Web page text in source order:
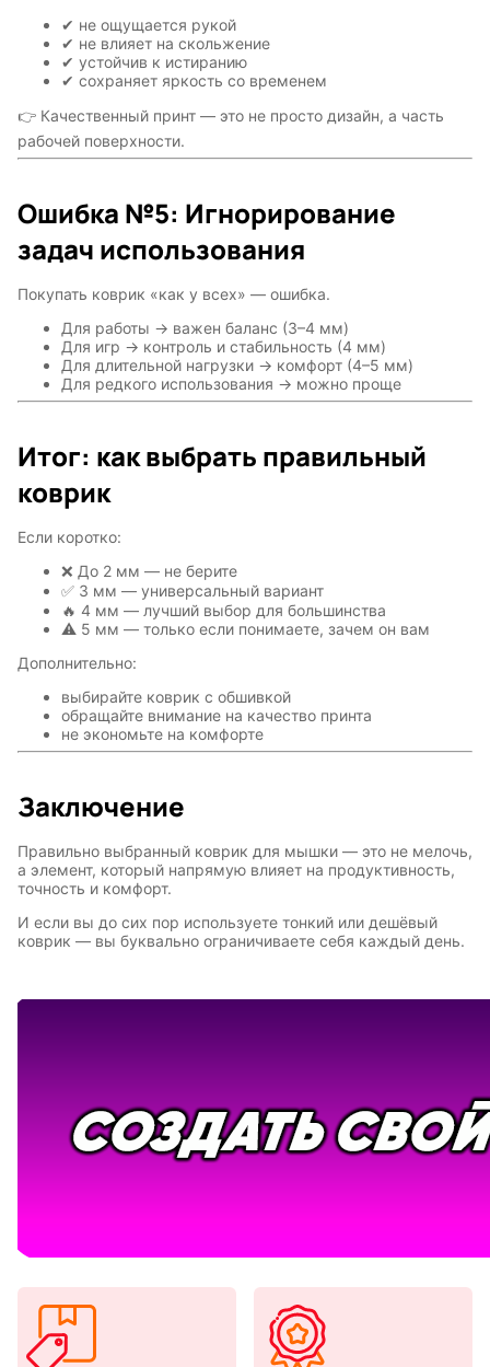
✔ не ощущается рукой
✔ не влияет на скольжение
✔ устойчив к истиранию
✔ сохраняет яркость со временем
👉 Качественный принт — это не просто дизайн, а часть
рабочей поверхности.
Ошибка №5: Игнорирование
задач использования
Покупать коврик «как у всех» — ошибка.
Для работы → важен баланс (3–4 мм)
Для игр → контроль и стабильность (4 мм)
Для длительной нагрузки → комфорт (4–5 мм)
Для редкого использования → можно проще
Итог: как выбрать правильный
коврик
Если коротко:
❌ До 2 мм — не берите
✅ 3 мм — универсальный вариант
🔥 4 мм — лучший выбор для большинства
⚠ 5 мм — только если понимаете, зачем он вам
Дополнительно:
выбирайте коврик с обшивкой
обращайте внимание на качество принта
не экономьте на комфорте
Заключение
Правильно выбранный коврик для мышки — это не мелочь,
а элемент, который напрямую влияет на продуктивность,
точность и комфорт.
И если вы до сих пор используете тонкий или дешёвый
коврик — вы буквально ограничиваете себя каждый день.
Символы
года
Мария
Карташева
В виде
ковра
INariArt Разное
Колумбус